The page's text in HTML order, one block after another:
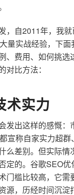
，自2011年，我
量实战经验，下面
、费用、如何挑选
对比方法：
术实力
发出这样的感慨：
宣称自家实力超群
么差别。但实际情
定的。谷歌SEO优
门槛比较高，它需
源，历经时间沉淀